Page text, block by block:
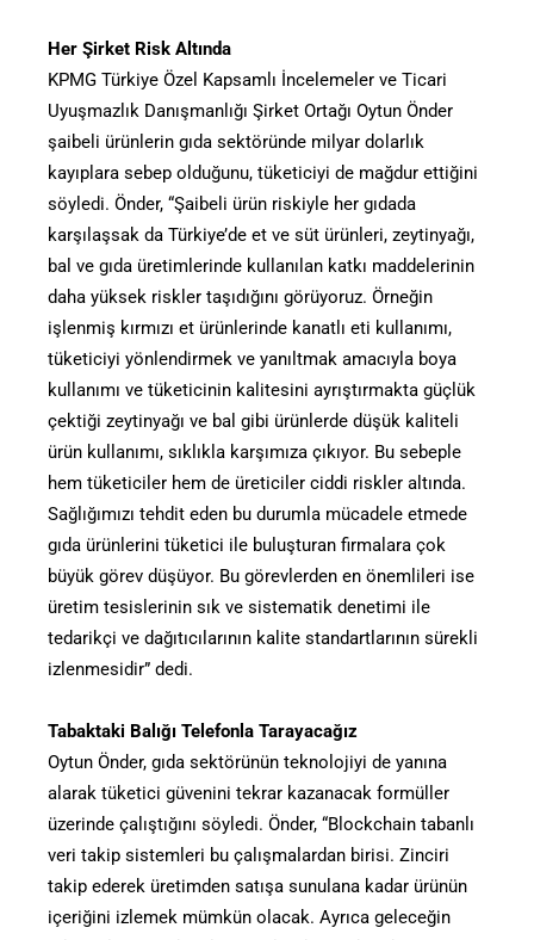
Her Şirket Risk Altında
KPMG Türkiye Özel Kapsamlı İncelemeler ve Ticari
Uyuşmazlık Danışmanlığı Şirket Ortağı Oytun Önder
şaibeli ürünlerin gıda sektöründe milyar dolarlık
kayıplara sebep olduğunu, tüketiciyi de mağdur ettiğini
söyledi. Önder, “Şaibeli ürün riskiyle her gıdada
karşılaşsak da Türkiye’de et ve süt ürünleri, zeytinyağı,
bal ve gıda üretimlerinde kullanılan katkı maddelerinin
daha yüksek riskler taşıdığını görüyoruz. Örneğin
işlenmiş kırmızı et ürünlerinde kanatlı eti kullanımı,
tüketiciyi yönlendirmek ve yanıltmak amacıyla boya
kullanımı ve tüketicinin kalitesini ayrıştırmakta güçlük
çektiği zeytinyağı ve bal gibi ürünlerde düşük kaliteli
ürün kullanımı, sıklıkla karşımıza çıkıyor. Bu sebeple
hem tüketiciler hem de üreticiler ciddi riskler altında.
Sağlığımızı tehdit eden bu durumla mücadele etmede
gıda ürünlerini tüketici ile buluşturan firmalara çok
büyük görev düşüyor. Bu görevlerden en önemlileri ise
üretim tesislerinin sık ve sistematik denetimi ile
tedarikçi ve dağıtıcılarının kalite standartlarının sürekli
izlenmesidir” dedi.
Tabaktaki Balığı Telefonla Tarayacağız
Oytun Önder, gıda sektörünün teknolojiyi de yanına
alarak tüketici güvenini tekrar kazanacak formüller
üzerinde çalıştığını söyledi. Önder, “Blockchain tabanlı
veri takip sistemleri bu çalışmalardan birisi. Zinciri
takip ederek üretimden satışa sunulana kadar ürünün
içeriğini izlemek mümkün olacak. Ayrıca geleceğin